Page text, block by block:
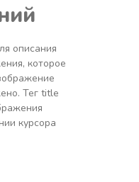
описания
которое
Тег title
курсора